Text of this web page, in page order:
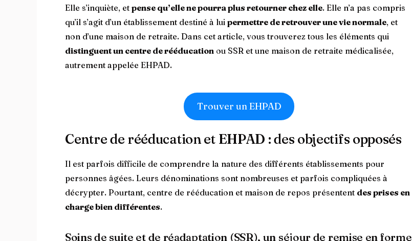
Elle s’inquiète, et pense qu’elle ne pourra plus retourner chez elle. Elle n’a pas compris
qu’il s’agit d’un établissement destiné à lui permettre de retrouver une vie normale, et
non d’une maison de retraite. Dans cet article, vous trouverez tous les éléments qui
distinguent un centre de rééducation ou SSR et une maison de retraite médicalisée,
autrement appelée EHPAD.
Trouver un EHPAD
Centre de rééducation et EHPAD : des objectifs opposés
Il est parfois difficile de comprendre la nature des différents établissements pour
personnes âgées. Leurs dénominations sont nombreuses et parfois compliquées à
décrypter. Pourtant, centre de rééducation et maison de repos présentent des prises en
charge bien différentes.
Soins de suite et de réadaptation (SSR), un séjour de remise en forme